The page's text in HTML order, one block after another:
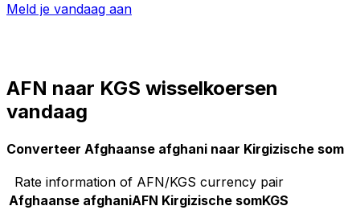
Meld je vandaag aan
AFN naar KGS wisselkoersen
vandaag
Converteer Afghaanse afghani naar Kirgizische som
Rate information of AFN/KGS currency pair
Afghaanse afghaniAFN Kirgizische somKGS